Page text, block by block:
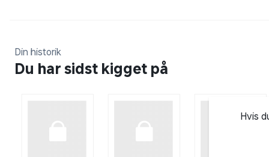
Tyskland. I dag producerer virksomheden over en
godbidder til både hunde, katte, fugle, reptiler, fisk
Din historik
Du har sidst kigget på
Hvis